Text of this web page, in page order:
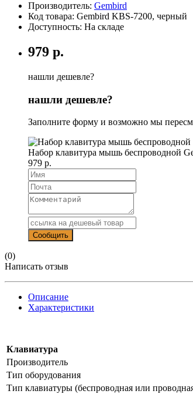
Производитель: Gembird
Код товара: Gembird KBS-7200, черный
Доступность: На складе
979 р.
нашли дешевле?
нашли дешевле?
Заполните форму и возможно мы
Набор клавитура мышь беспроводной
979 р.
(0)
Написать отзыв
Описание
Характеристики
Клавиатура
Производитель
Тип оборудования
Тип клавиатуры (беспроводная или